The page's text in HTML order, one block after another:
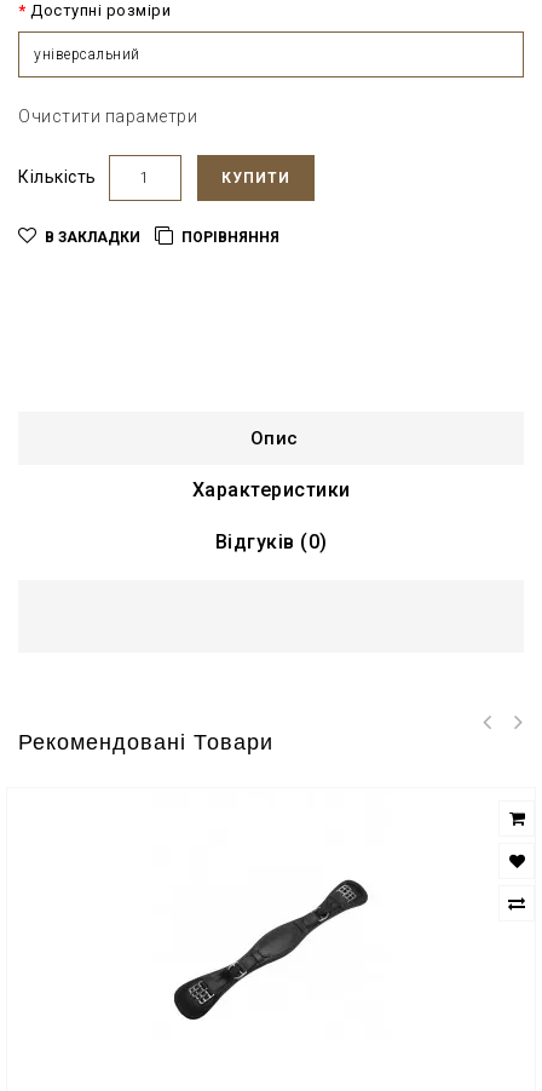
Доступні розміри
універсальний
Очистити параметри
Кількість КУПИТИ
В ЗАКЛАДКИ ПОРІВНЯННЯ
Опис
Характеристики
Відгуків (0)
Рекомендовані Товари